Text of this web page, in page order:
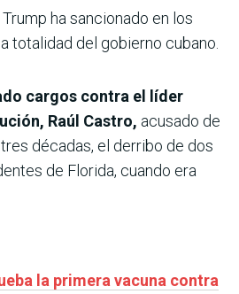
ha sancionado en los
totalidad del gobierno cubano.
cargos contra el líder
Raúl Castro, acusado de
décadas, el derribo de dos
de Florida, cuando era
la primera vacuna contra